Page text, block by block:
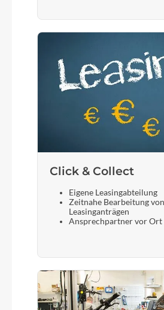
Click & Collect
Eigene Leasingabteilung
Zeitnahe Bearbeitung von
Leasinganträgen
Ansprechpartner vor Ort